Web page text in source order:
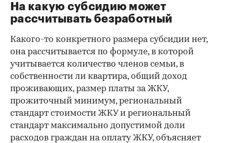
На какую субсидию может
рассчитывать безработный
Какого-то конкретного размера субсидии нет,
она рассчитывается по формуле, в которой
учитывается количество членов семьи, в
собственности ли квартира, общий доход
проживающих, размер платы за ЖКУ,
прожиточный минимум, региональный
стандарт стоимости ЖКУ и региональный
стандарт максимально допустимой доли
расходов граждан на оплату ЖКУ, объясняет